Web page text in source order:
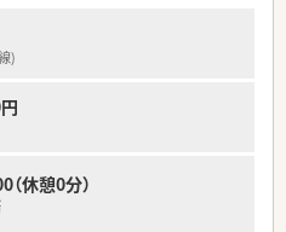
修、Eラーニングなど幅広い教育制
得サポート等の体制も整っていま
る研修を準備しており認定薬剤師の
)
休憩0分）